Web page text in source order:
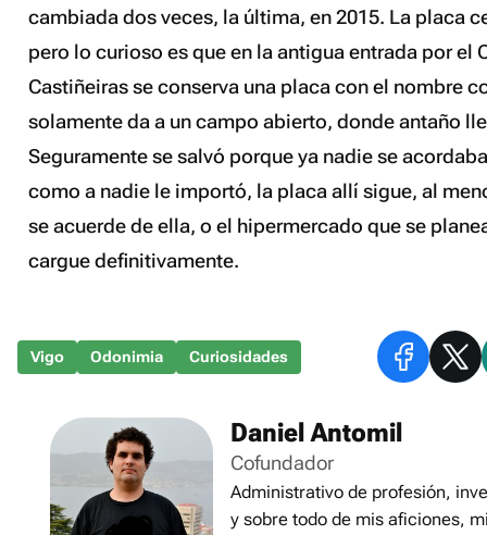
cambiada dos veces, la última, en 2015. La placa
pero lo curioso es que en la antigua entrada por el
Castiñeiras se conserva una placa con el nombre
solamente da a un campo abierto, donde antaño
Seguramente se salvó porque ya nadie se
como a nadie le importó, la placa allí sigue, al
se acuerde de ella, o el hipermercado que se
cargue definitivamente.
Vigo Odonimia Curiosidades
Daniel Antomil
Cofundador
Administrativo de profesión,
y sobre todo de mis aficiones,